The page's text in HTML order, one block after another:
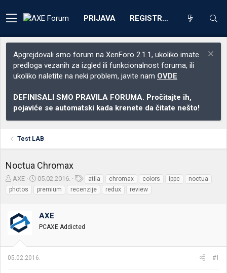
PRIJAVA REGISTRACIJA
Apgrejdovali smo forum na XenForo 2.1.1, ukoliko imate
predloga vezanih za izgled ili funkcionalnost foruma, ili
ukoliko naletite na neki problem, javite nam OVDE
DEFINISALI SMO PRAVILA FORUMA. Pročitajte ih,
pojaviće se automatski kada krenete da čitate nešto!
Test LAB
Noctua Chromax
Z
a
č
t
n
e
AXE
D
a
t
m
p
e
05.02.2016.
z
n
e
atila chromax colors ippc
noctua
photos
premium recenzije redux review
AXE
PCAXE Addicted
05.02.2016. #1